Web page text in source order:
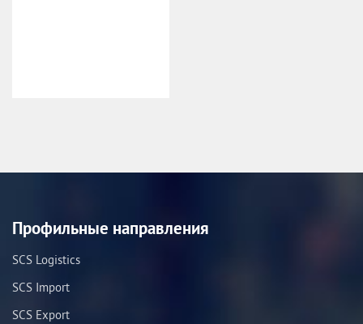
Профильные направления
SCS Logistics
SCS Import
SCS Export